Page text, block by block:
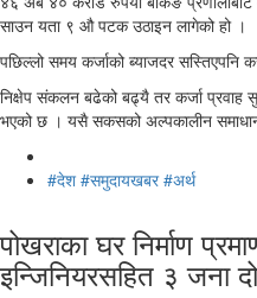
साउन यता ९ औ पटक उठाइन लागेको हो ।
पछिल्लो समय कर्जाको ब्याजदर सस्तिएपनि
निक्षेप संकलन बढेको बढ्यै तर कर्जा प्रवाह
भएको छ । यसै सकसको अल्पकालीन
with
#देश #समुदायखबर #अर्थ
पोखराका घर निर्माण
इन्जिनियरसहित ३ जना